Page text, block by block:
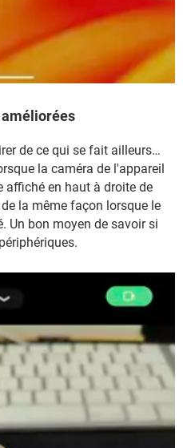
de ce qui se fait ailleurs…
la caméra de l'appareil
affiché en haut à droite de
la même façon lorsque le
Un bon moyen de savoir si